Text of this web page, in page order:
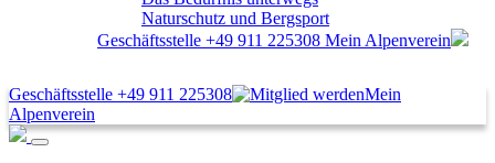
Naturschutz und Bergsport
Geschäftsstelle +49 911 225308 Mein Alpenverein
Geschäftsstelle +49 911 225308
Mein
Alpenverein